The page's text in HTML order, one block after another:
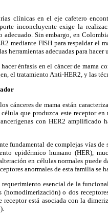
clínicas en el eje cafetero
inconcluyente exige la
adecuado. Sin embargo, en
mediante FISH para respaldar el
herramientas adecuadas para
énfasis en el cáncer de mama
el tratamiento Anti-HER2, y las
cánceres de mama están
que produzca este receptor
con HER2 amplificado
fundamental de complejas vías de
epidérmico humano (HER),
en células normales
anormales de esta familia
esencial de la
(homodimerización) o dos
receptor está asociada con la